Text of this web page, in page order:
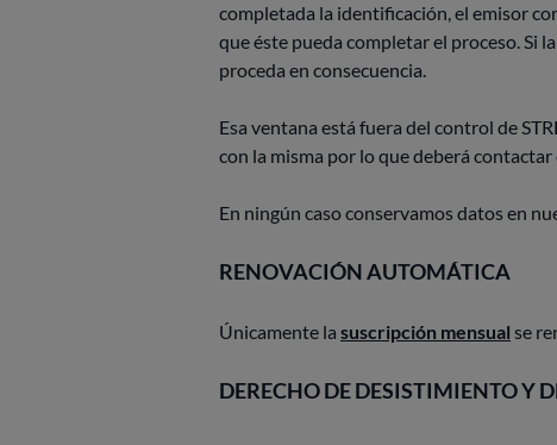
completada la identificación, el emisor
que éste pueda completar el proceso. Si
proceda en consecuencia.
Esa ventana está fuera del control de
con la misma por lo que deberá
En ningún caso conservamos datos en
RENOVACIÓN AUTOMÁTICA
Únicamente la suscripción mensual se
DERECHO DE DESISTIMIENTO Y